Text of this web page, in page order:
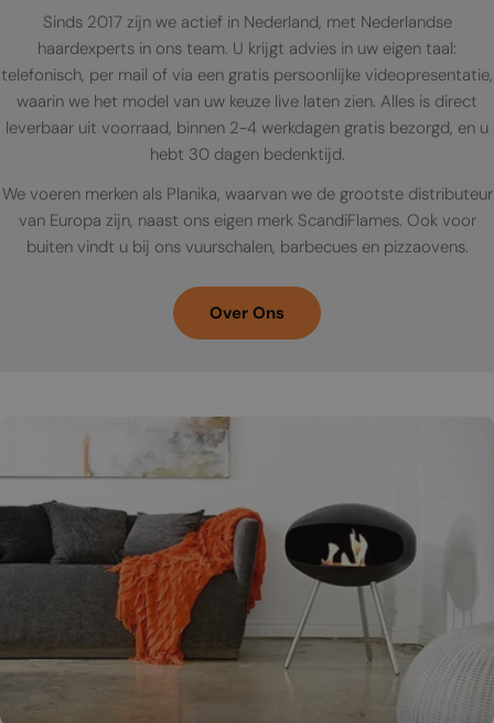
Sinds 2017 zijn we actief in Nederland, met Nederlandse
haardexperts in ons team. U krijgt advies in uw eigen taal:
telefonisch, per mail of via een gratis persoonlijke videopresentatie,
waarin we het model van uw keuze live laten zien. Alles is direct
leverbaar uit voorraad, binnen 2-4 werkdagen gratis bezorgd, en u
hebt 30 dagen bedenktijd.
We voeren merken als Planika, waarvan we de grootste distributeur
van Europa zijn, naast ons eigen merk ScandiFlames. Ook voor
buiten vindt u bij ons vuurschalen, barbecues en pizzaovens.
Over Ons